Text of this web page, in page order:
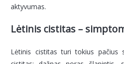
aktyvumas.
Lėtinis cistitas –
Lėtinis cistitas turi tokius pačius